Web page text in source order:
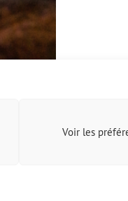
Voir les